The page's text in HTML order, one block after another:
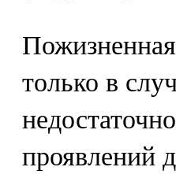
только в
проявлений